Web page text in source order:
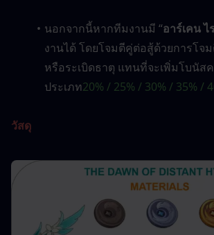
นอกจากนี้หากทีมงานมี “อาร์เคน ไ
งานได้ โดยโจมตีคู่ต่อสู้ด้วยการโจ
หรือระเบิดธาตุ แทนที่จะเพิ่มโบนัส
ประเภท20% / 25% / 30% / 35% /
วัสดุ